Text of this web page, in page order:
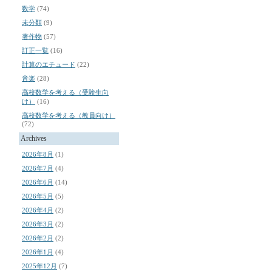
数学 (74)
未分類 (9)
著作物 (57)
訂正一覧 (16)
計算のエチュード (22)
音楽 (28)
高校数学を考える（受験生向
け）
(16)
高校数学を考える（教員向け）
(72)
Archives
2026年8月 (1)
2026年7月 (4)
2026年6月 (14)
2026年5月 (5)
2026年4月 (2)
2026年3月 (2)
2026年2月 (2)
2026年1月 (4)
2025年12月 (7)